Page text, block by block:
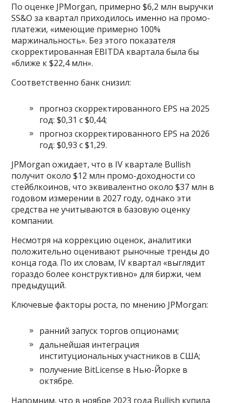
По оценке JPMorgan, примерно $6,2 млн выручки
SS&O за квартал приходилось именно на промо-
платежи, «имеющие примерно 100%
маржинальность». Без этого показателя
скорректированная EBITDA квартала была бы
«ближе к $22,4 млн».
Соответственно банк снизил:
прогноз скорректированного EPS на 2025
год: $0,31 с $0,44;
прогноз скорректированного EPS на 2026
год: $0,93 с $1,29.
JPMorgan ожидает, что в IV квартале Bullish
получит около $12 млн промо-доходности со
стейблкоинов, что эквивалентно около $37 млн в
годовом измерении в 2027 году, однако эти
средства не учитываются в базовую оценку
компании.
Несмотря на коррекцию оценок, аналитики
положительно оценивают рыночные тренды до
конца года. По их словам, IV квартал «выглядит
гораздо более конструктивно» для биржи, чем
предыдущий.
Ключевые факторы роста, по мнению JPMorgan:
ранний запуск торгов опционами;
дальнейшая интеграция
институциональных участников в США;
получение BitLicense в Нью-Йорке в
октябре.
Напомним, что в ноябре 2023 года Bullish купила